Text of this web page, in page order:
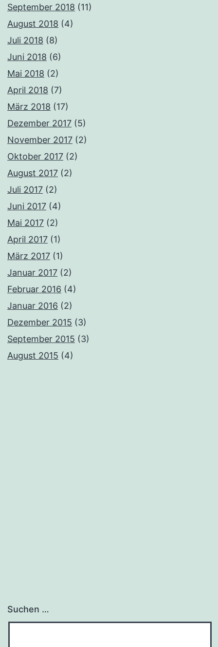
September 2018 (11)
August 2018 (4)
Juli 2018 (8)
Juni 2018 (6)
Mai 2018 (2)
April 2018 (7)
März 2018 (17)
Dezember 2017 (5)
November 2017 (2)
Oktober 2017 (2)
August 2017 (2)
Juli 2017 (2)
Juni 2017 (4)
Mai 2017 (2)
April 2017 (1)
März 2017 (1)
Januar 2017 (2)
Februar 2016 (4)
Januar 2016 (2)
Dezember 2015 (3)
September 2015 (3)
August 2015 (4)
Suchen …